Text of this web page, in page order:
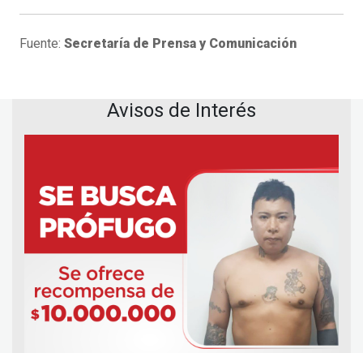
Fuente: Secretaría de Prensa y Comunicación
Avisos de Interés